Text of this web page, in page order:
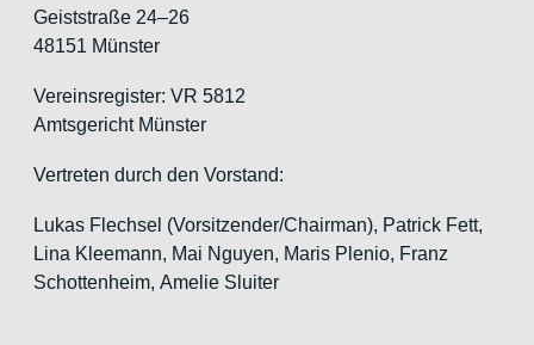
Geiststraße 24–26
48151 Münster
Vereinsregister: VR 5812
Amtsgericht Münster
Vertreten durch den Vorstand:
Lukas Flechsel (Vorsitzender/Chairman), Patrick Fett,
Lina Kleemann, Mai Nguyen, Maris Plenio, Franz
Schottenheim, Amelie Sluiter